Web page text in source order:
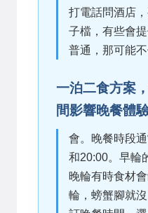
打電話問酒店
子檔，有些會
普通，那可能不
一泊二食方案
間影響晚餐體
會。晚餐時段
和20:00。早輪
晚輪有時食材
輪，螃蟹腳就